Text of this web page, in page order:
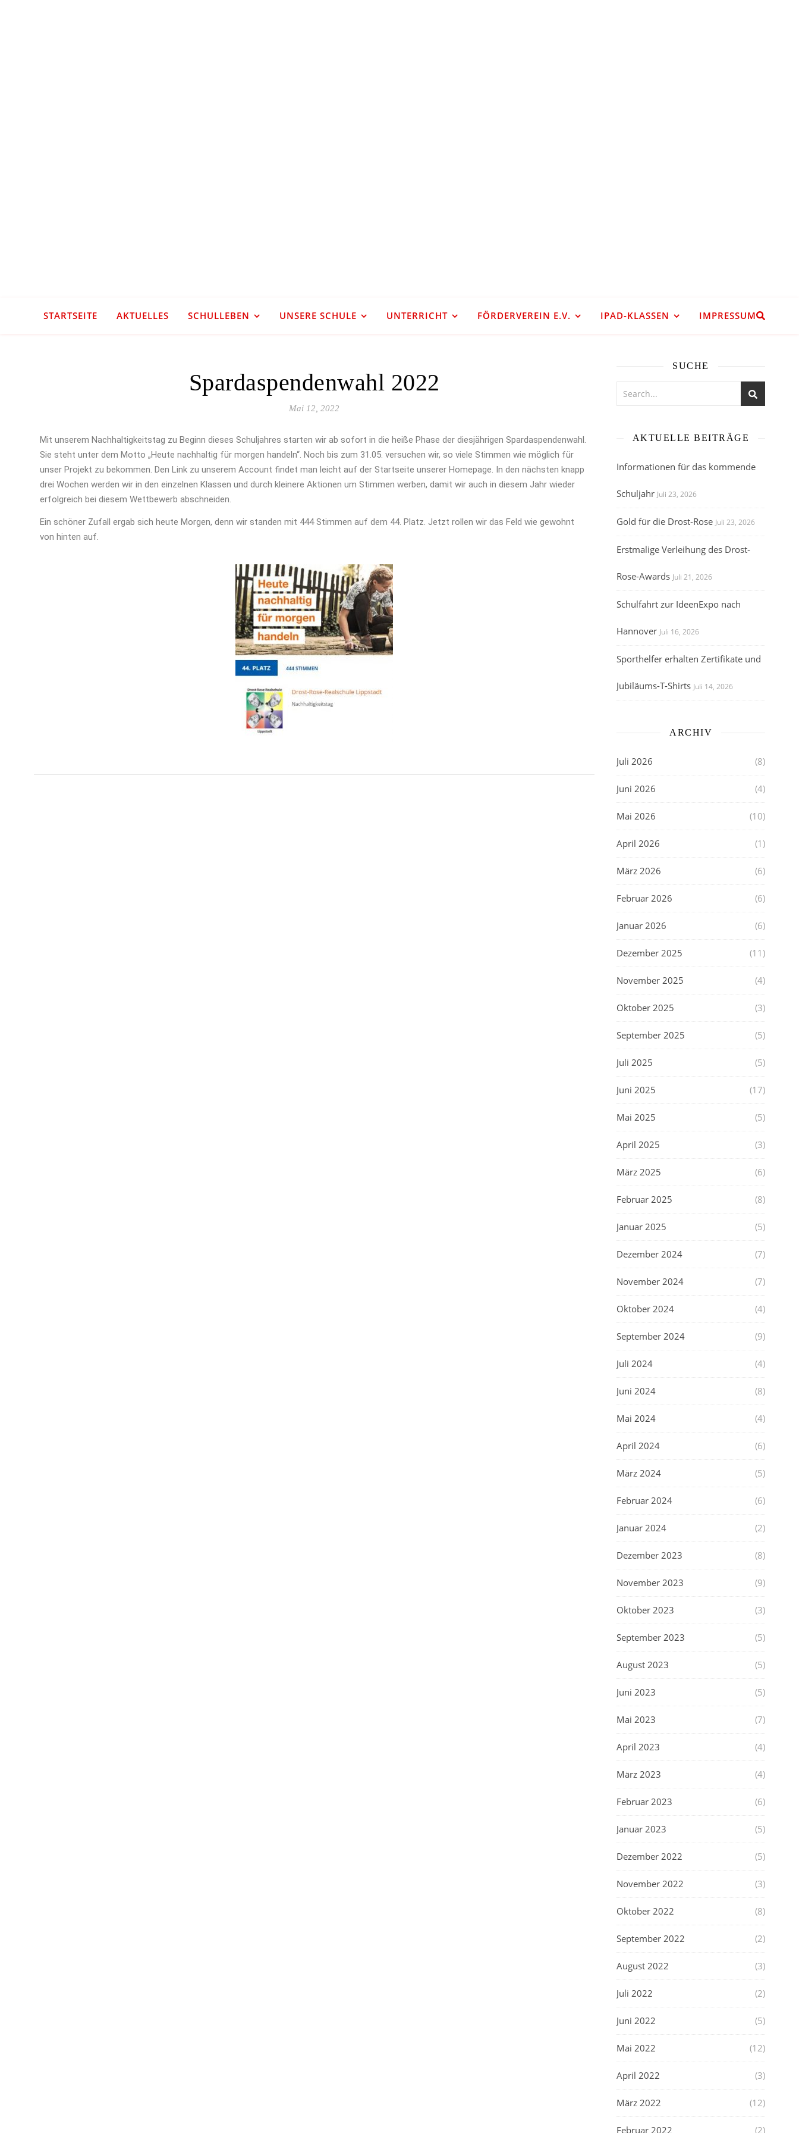
STARTSEITE AKTUELLES SCHULLEBEN UNSERE SCHULE UNTERRICHT FÖRDERVEREIN E.V. IPAD-KLASSEN IMPRESSUM
Spardaspendenwahl 2022
Mai 12, 2022
Mit unserem Nachhaltigkeitstag zu Beginn dieses Schuljahres starten wir ab sofort in die heiße Phase der diesjährigen Spardaspendenwahl.
Sie steht unter dem Motto „Heute nachhaltig für morgen handeln“. Noch bis zum 31.05. versuchen wir, so viele Stimmen wie möglich für
unser Projekt zu bekommen. Den Link zu unserem Account findet man leicht auf der Startseite unserer Homepage. In den nächsten knapp
drei Wochen werden wir in den einzelnen Klassen und durch kleinere Aktionen um Stimmen werben, damit wir auch in diesem Jahr wieder
erfolgreich bei diesem Wettbewerb abschneiden.
Ein schöner Zufall ergab sich heute Morgen, denn wir standen mit 444 Stimmen auf dem 44. Platz. Jetzt rollen wir das Feld wie gewohnt
von hinten auf.
SUCHE
AKTUELLE BEITRÄGE
Informationen für das kommende
Schuljahr Juli 23, 2026
Gold für die Drost-Rose Juli 23, 2026
Erstmalige Verleihung des Drost-
Rose-Awards Juli 21, 2026
Schulfahrt zur IdeenExpo nach
Hannover Juli 16, 2026
Sporthelfer erhalten Zertifikate und
Jubiläums-T-Shirts Juli 14, 2026
ARCHIV
Juli 2026 (8)
Juni 2026 (4)
Mai 2026 (10)
April 2026 (1)
März 2026 (6)
Februar 2026 (6)
Januar 2026 (6)
Dezember 2025 (11)
November 2025 (4)
Oktober 2025 (3)
September 2025 (5)
Juli 2025 (5)
Juni 2025 (17)
Mai 2025 (5)
April 2025 (3)
März 2025 (6)
Februar 2025 (8)
Januar 2025 (5)
Dezember 2024 (7)
November 2024 (7)
Oktober 2024 (4)
September 2024 (9)
Juli 2024 (4)
Juni 2024 (8)
Mai 2024 (4)
April 2024 (6)
März 2024 (5)
Februar 2024 (6)
Januar 2024 (2)
Dezember 2023 (8)
November 2023 (9)
Oktober 2023 (3)
September 2023 (5)
August 2023 (5)
Juni 2023 (5)
Mai 2023 (7)
April 2023 (4)
März 2023 (4)
Februar 2023 (6)
Januar 2023 (5)
Dezember 2022 (5)
November 2022 (3)
Oktober 2022 (8)
September 2022 (2)
August 2022 (3)
Juli 2022 (2)
Juni 2022 (5)
Mai 2022 (12)
April 2022 (3)
März 2022 (12)
Februar 2022 (2)